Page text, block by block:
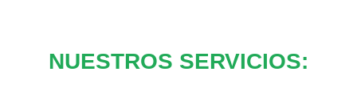
NUESTROS SERVICIOS: